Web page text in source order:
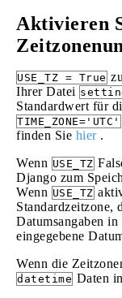
Aktivieren
USE_TZ = True
Ihrer Datei
Standardwert für
TIME_ZONE='UTC'
finden Sie hier.
Wenn USE_TZ
Django zum
Wenn USE_TZ
Standardzeitzone,
Datumsangaben
eingegebene
Wenn die
datetime Daten